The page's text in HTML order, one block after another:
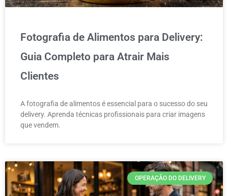
Fotografia de Alimentos para Delivery:
Guia Completo para Atrair Mais
Clientes
A fotografia de alimentos é essencial para o sucesso do seu
delivery. Aprenda técnicas profissionais para criar imagens
que vendem.
OPERAÇÃO DO DELIVERY